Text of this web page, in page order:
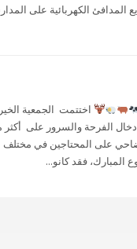
المدافئ الكهربائية على
اختتمت الجمعية
على المحتاجين في
المبارك، فقد كانو...